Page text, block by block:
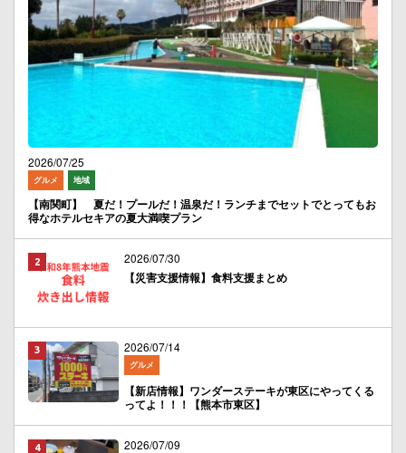
2026/07/25
グルメ 地域
【南関町】 夏だ！プールだ！温泉だ！ランチまでセットでとってもお
得なホテルセキアの夏大満喫プラン
2026/07/30
【災害支援情報】食料支援まとめ
2026/07/14
グルメ
【新店情報】ワンダーステーキが東区にやってくる
ってよ！！！【熊本市東区】
2026/07/09